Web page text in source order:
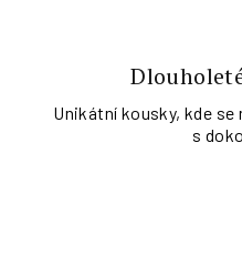
Unikátní kousky, kde
s